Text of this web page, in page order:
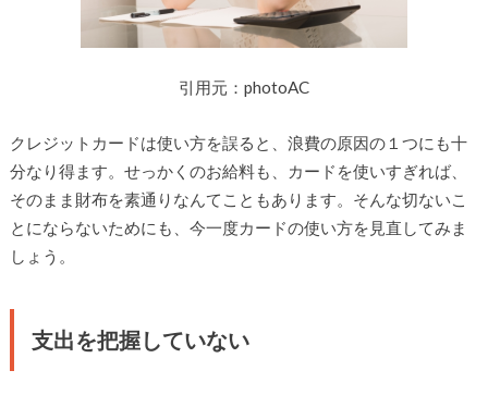
引用元：photoAC
クレジットカードは使い方を誤ると、浪費の原因の１つにも十
分なり得ます。せっかくのお給料も、カードを使いすぎれば、
そのまま財布を素通りなんてこともあります。そんな切ないこ
とにならないためにも、今一度カードの使い方を見直してみま
しょう。
支出を把握していない